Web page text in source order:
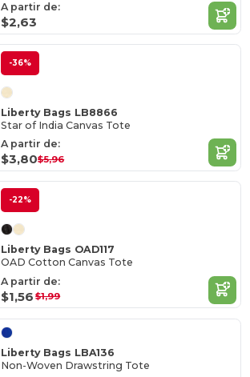
A partir de:
$2,63
-36%
Liberty Bags LB8866
Star of India Canvas Tote
A partir de:
$3,80$5,96
-22%
Liberty Bags OAD117
OAD Cotton Canvas Tote
A partir de:
$1,56 $1,99
Liberty Bags LBA136
Non-Woven Drawstring Tote